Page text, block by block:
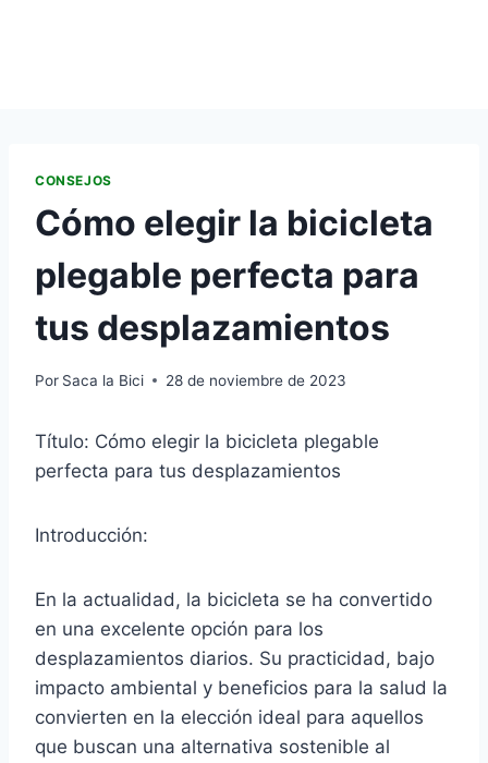
CONSEJOS
Cómo elegir la bicicleta
plegable perfecta para
tus desplazamientos
Por Saca la Bici 28 de noviembre de 2023
Título: Cómo elegir la bicicleta plegable
perfecta para tus desplazamientos
Introducción:
En la actualidad, la bicicleta se ha convertido
en una excelente opción para los
desplazamientos diarios. Su practicidad, bajo
impacto ambiental y beneficios para la salud la
convierten en la elección ideal para aquellos
que buscan una alternativa sostenible al